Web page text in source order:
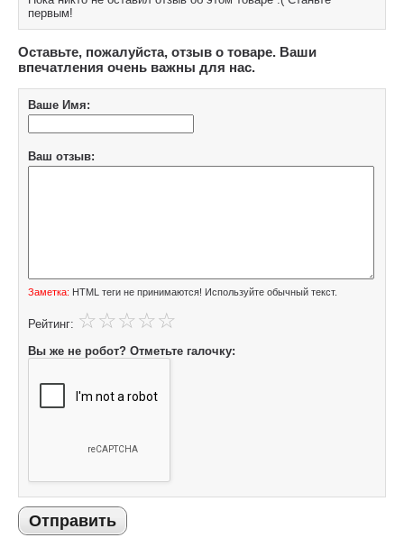
первым!
Оставьте, пожалуйста, отзыв о товаре. Ваши
впечатления очень важны для нас.
Ваше Имя:
Ваш отзыв:
Заметка: HTML теги не принимаются! Используйте обычный текст.
Рейтинг:
Вы же не робот? Отметьте галочку:
Отправить